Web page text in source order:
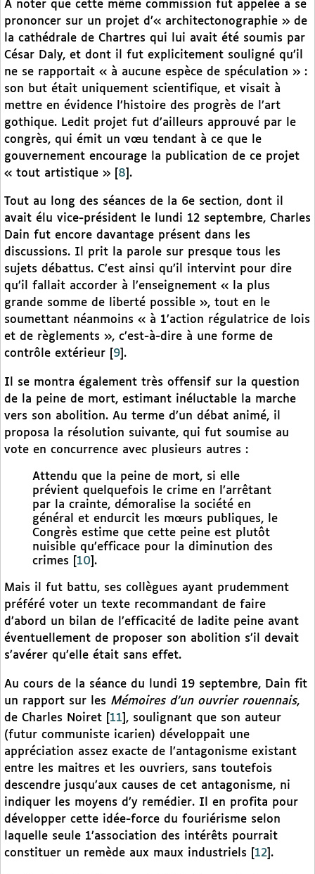
À noter que cette même commission fut appelée à se
prononcer sur un projet d’« architectonographie » de
la cathédrale de Chartres qui lui avait été soumis par
César Daly, et dont il fut explicitement souligné qu’il
ne se rapportait « à aucune espèce de spéculation » :
son but était uniquement scientifique, et visait à
mettre en évidence l’histoire des progrès de l’art
gothique. Ledit projet fut d’ailleurs approuvé par le
congrès, qui émit un vœu tendant à ce que le
gouvernement encourage la publication de ce projet
« tout artistique »
8 .
Tout au long des séances de la 6e section, dont il
avait élu vice-président le lundi 12 septembre, Charles
Dain fut encore davantage présent dans les
discussions. Il prit la parole sur presque tous les
sujets débattus. C’est ainsi qu’il intervint pour dire
qu’il fallait accorder à l’enseignement « la plus
grande somme de liberté possible », tout en le
soumettant néanmoins « à 1’action régulatrice de lois
et de règlements », c’est-à-dire à une forme de
contrôle extérieur
9 .
Il se montra également très offensif sur la question
de la peine de mort, estimant inéluctable la marche
vers son abolition. Au terme d’un débat animé, il
proposa la résolution suivante, qui fut soumise au
vote en concurrence avec plusieurs autres :
Attendu que la peine de mort, si elle
prévient quelquefois le crime en l’arrêtant
par la crainte, démoralise la société en
général et endurcit les mœurs publiques, le
Congrès estime que cette peine est plutôt
nuisible qu’efficace pour la diminution des
crimes
10 .
Mais il fut battu, ses collègues ayant prudemment
préféré voter un texte recommandant de faire
d’abord un bilan de l’efficacité de ladite peine avant
éventuellement de proposer son abolition s’il devait
s’avérer qu’elle était sans effet.
Au cours de la séance du lundi 19 septembre, Dain fit
un rapport sur les Mémoires d’un ouvrier rouennais,
de Charles Noiret
11 , soulignant que son auteur
(futur communiste icarien) développait une
appréciation assez exacte de l’antagonisme existant
entre les maitres et les ouvriers, sans toutefois
descendre jusqu’aux causes de cet antagonisme, ni
indiquer les moyens d’y remédier. Il en profita pour
développer cette idée-force du fouriérisme selon
laquelle seule 1’association des intérêts pourrait
constituer un remède aux maux industriels
12 .